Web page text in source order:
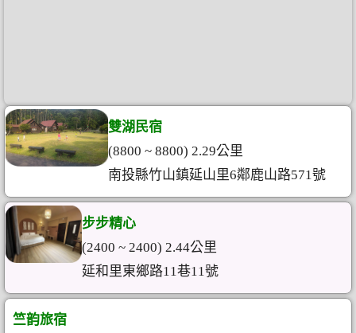
雙湖民宿
(8800 ~ 8800) 2.29公里
南投縣竹山鎮延山里6鄰鹿山路571號
步步精心
(2400 ~ 2400) 2.44公里
延和里東鄉路11巷11號
竺韵旅宿